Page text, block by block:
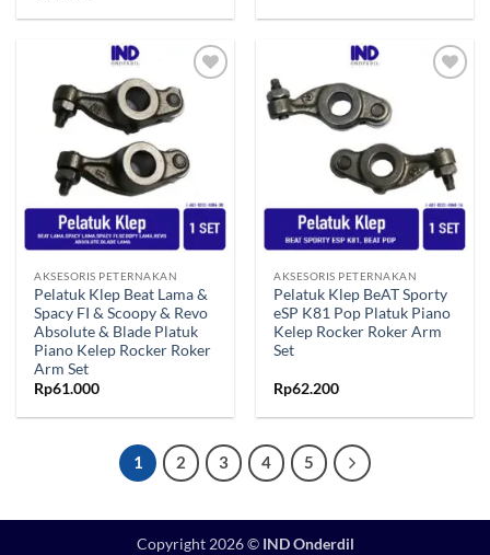
Tambahkan
ke Wishlist
AKSESORIS PETERNAKAN
Pelatuk Klep Beat Lama &
Spacy FI & Scoopy & Revo
Absolute & Blade Platuk
Piano Kelep Rocker Roker
Arm Set
Rp61.000
AKSESORIS PETERNAKAN
Pelatuk Klep BeAT Sporty
eSP K81 Pop Platuk Piano
Kelep Rocker Roker Arm
Set
Rp62.200
1 2 3 4 5
Copyright 2026 © IND Onderdil